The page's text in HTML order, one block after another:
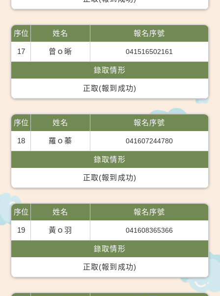
序位
17
姓名
曾ｏ晰
報名序號
041516502161
錄取情形
正取(報到成功)
序位
18
姓名
羅ｏ蓁
報名序號
041607244780
錄取情形
正取(報到成功)
序位
19
姓名
黃ｏ羽
報名序號
041608365366
錄取情形
正取(報到成功)